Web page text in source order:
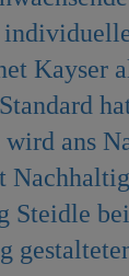
Kayser
wird ans
Steidle